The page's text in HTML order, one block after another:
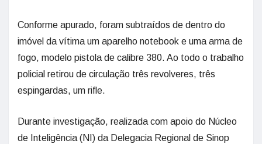
Conforme apurado, foram subtraídos de dentro do
imóvel da vítima um aparelho notebook e uma arma de
fogo, modelo pistola de calibre 380. Ao todo o trabalho
policial retirou de circulação três revolveres, três
espingardas, um rifle.
Durante investigação, realizada com apoio do Núcleo
de Inteligência (NI) da Delegacia Regional de Sinop